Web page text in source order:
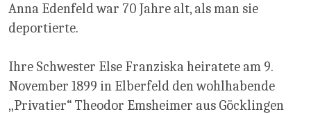
Anna Edenfeld war 70 Jahre alt, als man sie
deportierte.
Ihre Schwester Else Franziska heiratete am 9.
November 1899 in Elberfeld den wohlhabende
„Privatier“ Theodor Emsheimer aus Göcklingen